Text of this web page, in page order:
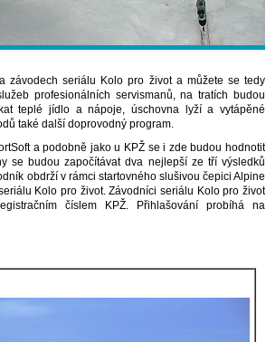
závodech seriálu Kolo pro život a můžete se tedy
profesionálních servismanů, na tratích budou
teplé jídlo a nápoje, úschovna lyží a vytápěné
také další doprovodný program.
a podobně jako u KPŽ se i zde budou hodnotit
se budou započítávat dva nejlepší ze tří výsledků
obdrží v rámci startovného slušivou čepici Alpine
Kolo pro život. Závodníci seriálu Kolo pro život
číslem KPŽ. Přihlašování probíhá na